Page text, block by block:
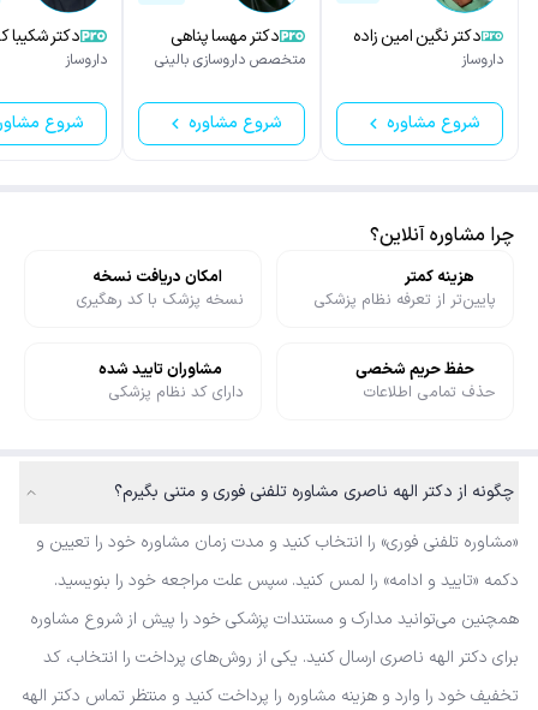
دکتر نگین امین زاده
جهرمیداروساز
شروع مشاوره
دکتر مهسا پناهی
شکوه
متخصص داروسازی بالینی
شروع مشاوره
دکتر شکیبا
داروساز
شروع
چرا مشاوره آنلاین؟
هزینه کمتر
پایین‌تر از تعرفه نظام پزشکی
امکان دریافت نسخه
نسخه پزشک با کد رهگیری
حفظ حریم شخصی
حذف تمامی اطلاعات
مشاوران تایید شده
دارای کد نظام پزشکی
چگونه از دکتر الهه ناصری مشاوره تلفنی فوری و متنی بگیرم؟
«مشاوره تلفنی فوری» را انتخاب کنید و مدت زمان مشاوره خود را تعیین و
دکمه «تایید و ادامه» را لمس کنید. سپس علت مراجعه خود را بنویسید.
همچنین می‌توانید مدارک و مستندات پزشکی خود را پیش از شروع مشاوره
برای دکتر الهه ناصری ارسال کنید. یکی از روش‌های پرداخت را انتخاب، کد
تخفیف خود را وارد و هزینه مشاوره را پرداخت کنید و منتظر تماس دکتر الهه